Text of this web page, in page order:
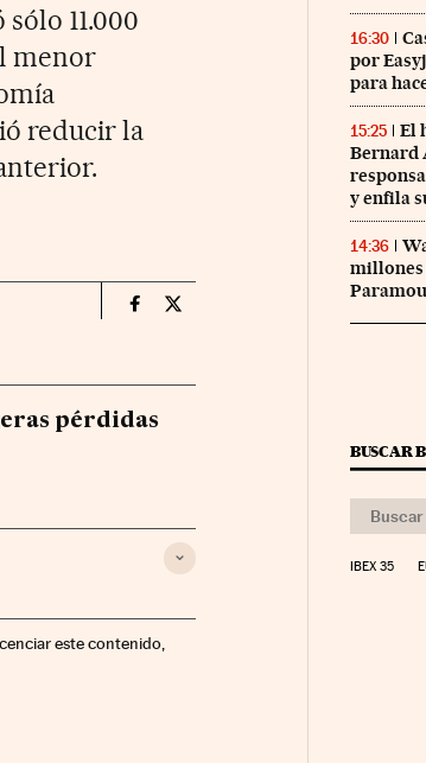
11.000
menor
reducir la
Economia Cinco Días en Facebook
Economia Cinco Días en Twitter
pérdidas
este contenido,
16:30
por
para
15:25
El
Bernard
y enfila
14:36
millones
BUSCAR
IBEX 35